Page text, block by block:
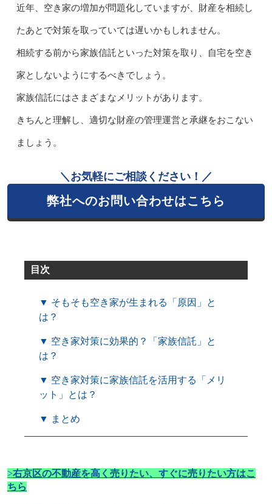
近年、空き家の増加が問題化していますが、財産を相続し
たあとで対策を取っていては遅いかもしれません。
相続する前から家族信託といった対策を取り、自宅を空き
家としないようにするべきでしょう。
家族信託にはさまざまなメリットがあります。
きちんと理解し、適切な財産の管理運営と承継をおこない
ましょう。
＼お気軽にご相談ください！／
弊社へのお問い合わせはこちら
目次
▼ そもそも空き家が生まれる「原因」と
は？
▼ 空き家対策に効果的？「家族信託」と
は？
▼ 空き家対策に家族信託を活用する「メリ
ット」とは？
▼ まとめ
>右京区の不動産を高く売りたい、すぐに売りたい方はこ
ちら